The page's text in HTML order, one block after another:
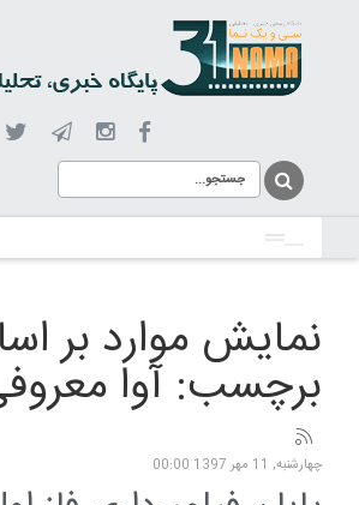
نمایش موارد بر
برچسب: آوا
چهارشنبه, 11 مهر 1397 00:00